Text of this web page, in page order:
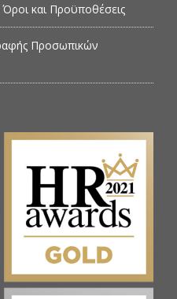
και Προϋποθέσεις
Προσωπικών